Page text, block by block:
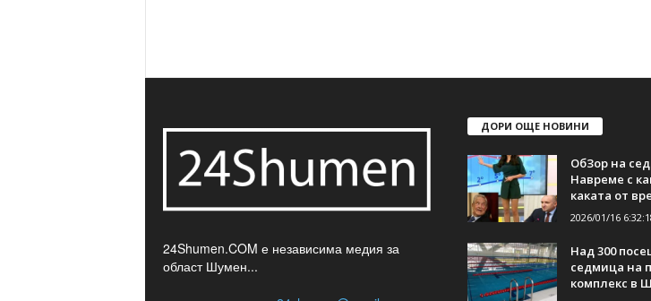
24Shumen.COM е независима медия за
област Шумен...
ДОРИ ОЩЕ НОВИНИ
ОбЗор на
Навреме с
каката от
2026/01/16
Над 300
седмица на
комплекс в